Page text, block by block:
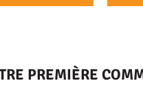
PREMIÈRE